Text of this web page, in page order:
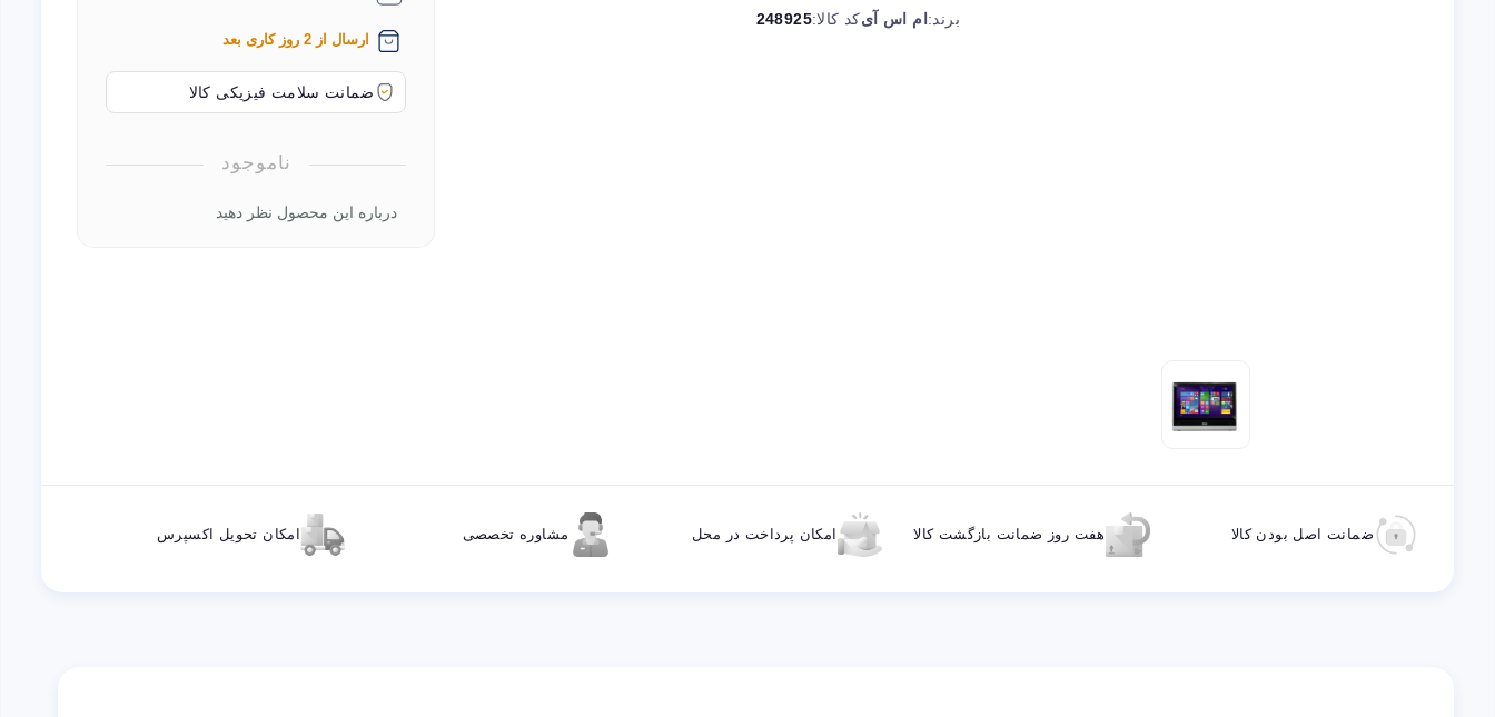
برند: ام اس آیکد کالا:248925
ارسال از 2 روز کاری بعد
ضمانت سلامت فیزیکی کالا
ناموجود
درباره این محصول نظر دهید
ضمانت اصل بودن کالا هفت روز ضمانت بازگشت کالا امکان پرداخت در محل مشاوره تخصصی امکان تحویل اکسپرس